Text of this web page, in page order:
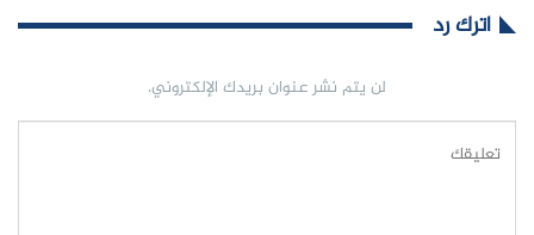
اترك رد
لن يتم نشر عنوان بريدك الإلكتروني.